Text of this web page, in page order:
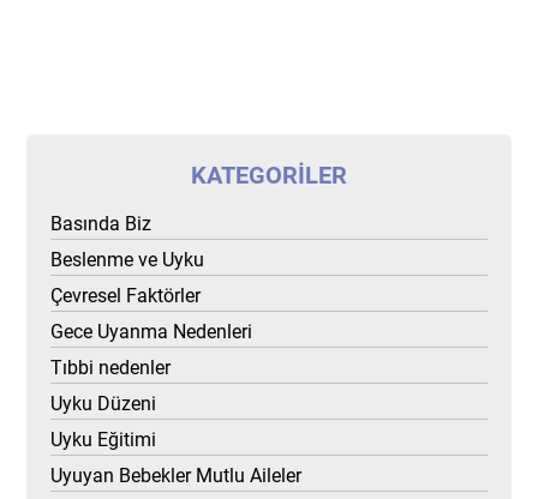
KATEGORILER
Basında Biz
Beslenme ve Uyku
Çevresel Faktörler
Gece Uyanma Nedenleri
Tıbbi nedenler
Uyku Düzeni
Uyku Eğitimi
Uyuyan Bebekler Mutlu Aileler